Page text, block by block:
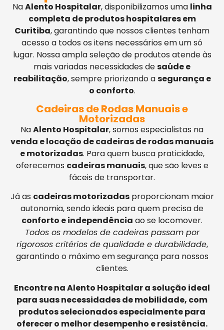
NaAlento Hospitalar, disponibilizamos uma linha
completa de produtos hospitalares em
Curitiba, garantindo que nossos clientes tenham
acesso a todos os itens necessários em um só
lugar. Nossa ampla seleção de produtos atende às
mais variadas necessidades desaúde e
reabilitação, sempre priorizando asegurança e
o conforto.
Cadeiras de Rodas Manuais e
Motorizadas
NaAlento Hospitalar, somos especialistas na
venda e locação de cadeiras de rodas manuais
e motorizadas. Para quem busca praticidade,
oferecemos cadeiras manuais, que são leves e
fáceis de transportar.
Já as cadeiras motorizadasproporcionam maior
autonomia, sendo ideais para quem precisa de
conforto e independência ao se locomover.
Todos os modelos de cadeiras passam por
rigorosos critérios de qualidade e durabilidade,
garantindo o máximo em segurança para nossos
clientes.
Encontre na Alento Hospitalar a solução ideal
para suas necessidades de mobilidade, com
produtos selecionados especialmente para
oferecer o melhor desempenho e resistência.